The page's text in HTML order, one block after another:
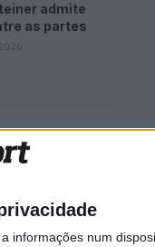
informações num
admite
as partes
foi disputada
no
a corrida, ela
muito adversas.